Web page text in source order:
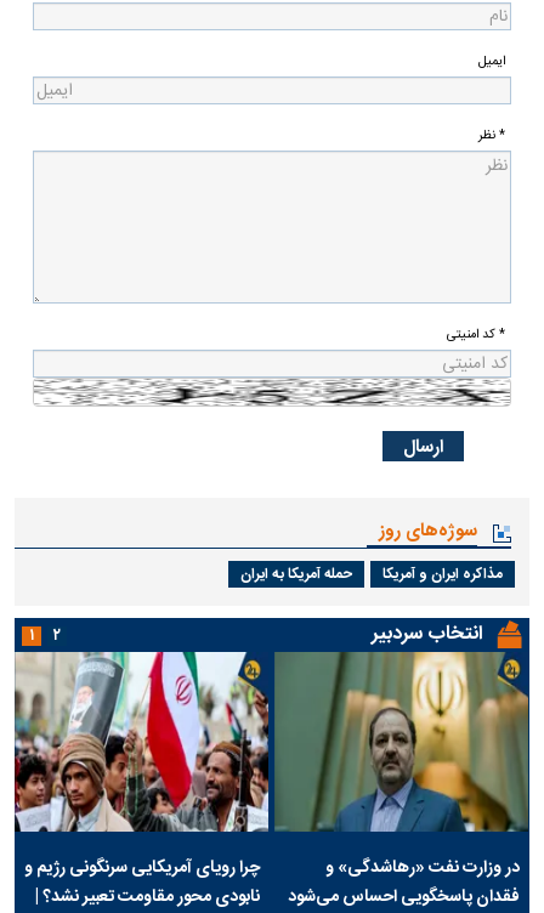
ایمیل
* نظر
* کد امنیتی
سوژه‌های روز
مذاکره ایران و آمریکا حمله آمریکا به ایران
انتخاب سردبیر
در وزارت نفت «رهاشدگی» و
فقدان پاسخگویی احساس می‌شود
چرا رویای آمریکایی سرنگونی رژیم و
نابودی محور مقاومت تعبیر نشد؟ |
۱ ۲